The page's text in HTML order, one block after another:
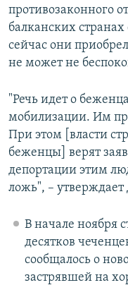
противозаконного
балканских
сейчас они
не может не
"Речь идет о
мобилизации. Им
При этом [власти
беженцы] верят
депортации этим
ложь", – утверждает
В начале ноября
десятков
сообщалось о
застрявшей на